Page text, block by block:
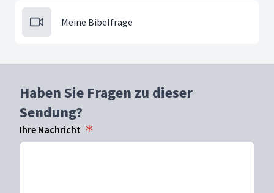
Meine Bibelfrage
Haben Sie Fragen zu dieser
Sendung?
Ihre Nachricht